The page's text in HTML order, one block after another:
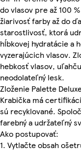
do vlasov pre až 100
žiarivosť farby až do
starostlivosť, ktorá
hĺbkovej hydratácie a
vyzerajúcich vlasov.
hebkosť vlasov,
neodolateľný lesk.
Zloženie Palette
Krabička má
sú recyklované.
farebný a udržateľný
Ako postupovať:
1. Vytlačte obsah